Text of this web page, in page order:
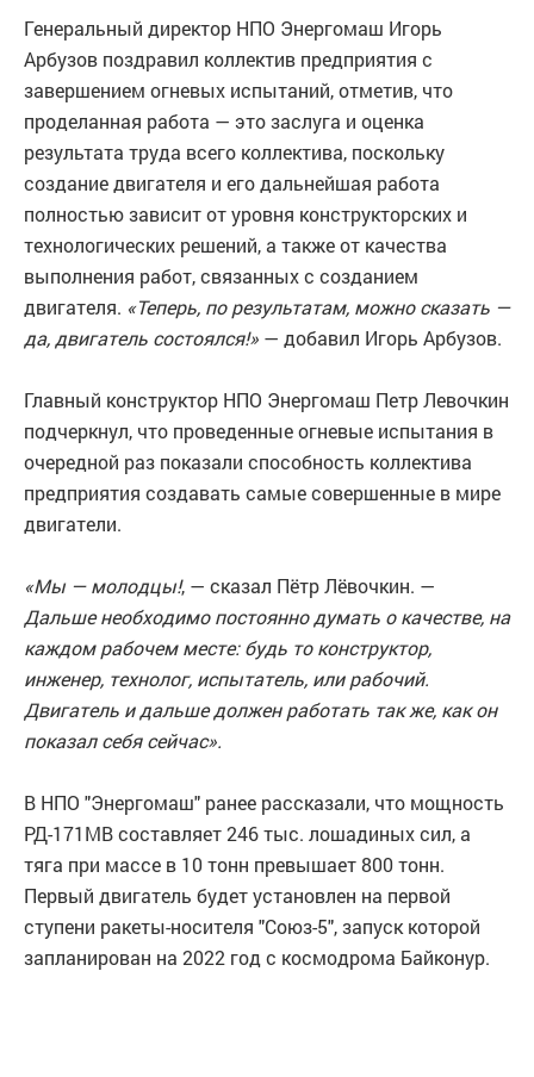
Генеральный директор НПО Энергомаш Игорь
Арбузов поздравил коллектив предприятия с
завершением огневых испытаний, отметив, что
проделанная работа — это заслуга и оценка
результата труда всего коллектива, поскольку
создание двигателя и его дальнейшая работа
полностью зависит от уровня конструкторских и
технологических решений, а также от качества
выполнения работ, связанных с созданием
двигателя. «Теперь, по результатам, можно сказать —
да, двигатель состоялся!» — добавил Игорь Арбузов.
Главный конструктор НПО Энергомаш Петр Левочкин
подчеркнул, что проведенные огневые испытания в
очередной раз показали способность коллектива
предприятия создавать самые совершенные в мире
двигатели.
«Мы — молодцы!, — сказал Пётр Лёвочкин. —
Дальше необходимо постоянно думать о качестве, на
каждом рабочем месте: будь то конструктор,
инженер, технолог, испытатель, или рабочий.
Двигатель и дальше должен работать так же, как он
показал себя сейчас».
В НПО "Энергомаш" ранее рассказали, что мощность
РД-171МВ составляет 246 тыс. лошадиных сил, а
тяга при массе в 10 тонн превышает 800 тонн.
Первый двигатель будет установлен на первой
ступени ракеты-носителя "Союз-5", запуск которой
запланирован на 2022 год с космодрома Байконур.